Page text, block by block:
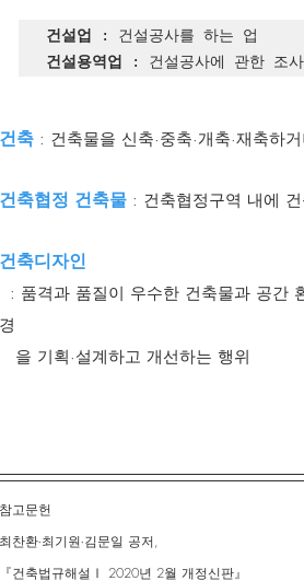
건설업
건설용역업
: 건설공사에 관한 조
건축 : 건축물을 신축·중축·개축·재축하
건축협정 건축물 : 건축협정구역 내에
건축디자인
경
   을 기획·설계하고 개선하는 행위
참고문헌
최찬환∙최기원∙김문일 공저,
『건축법규해설Ⅰ 2020년 2월 개정신판』